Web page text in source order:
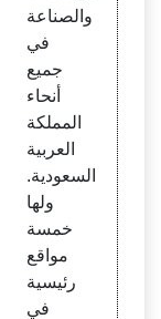
والصناعة
في
جميع
أنحاء
المملكة
العربية
السعودية.
ولها
خمسة
مواقع
رئيسية
في